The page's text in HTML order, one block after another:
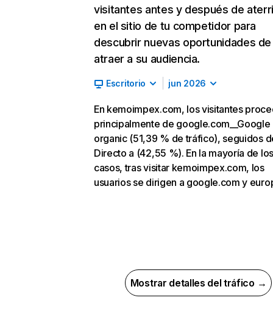
visitantes antes y después de
en el sitio de tu competidor para
descubrir nuevas oportunidades de
atraer a su audiencia.
Escritorio jun 2026
En kemoimpex.com, los visitantes
principalmente de google.com__Google
organic (51,39 % de tráfico), seguidos
Directo a (42,55 %). En la mayoría de los
casos, tras visitar kemoimpex.com, los
usuarios se dirigen a google.com y
Mostrar detalles del tráfico →